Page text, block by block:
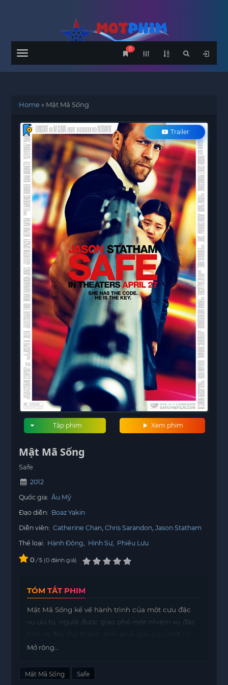
Menu
0
Home» Mật Mã Sống
Trailer
Xem phim
Tập phim
Mật Mã Sống
Safe
2012
Quốc gia: Âu Mỹ
Đạo diễn: Boaz Yakin
Diễn viên: Catherine Chan Chris Sarandon Jason Statham
Thể loại: Hành Động, Hình Sự, Phiêu Lưu
0 / 5 0 đánh giá
TÓM TẮT PHIM
Mật Mã Sống kể về hành trình của một cựu đặc
vụ ưu tú, người được giao phó một nhiệm vụ đặc
bé người Trung Quốc bị Hội Tam Hoàng bắt cóc,
những quan chức tham nhũng tại New York.
Mở rộng...
Mật Mã Sống Safe